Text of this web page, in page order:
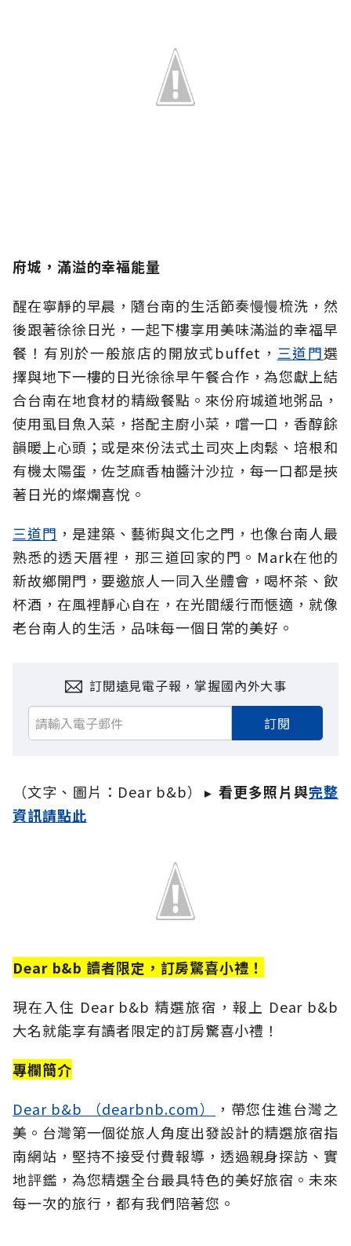
府城，滿溢的幸福能量
醒在寧靜的早晨，隨台南的生活節奏慢慢梳洗，然
後跟著徐徐日光，一起下樓享用美味滿溢的幸福早
餐！有別於一般旅店的開放式buffet， 三道門選
擇與地下一樓的日光徐徐早午餐合作，為您獻上結
合台南在地食材的精緻餐點。來份府城道地粥品，
使用虱目魚入菜，搭配主廚小菜，嚐一口，香醇餘
韻暖上心頭；或是來份法式土司夾上肉鬆、培根和
有機太陽蛋，佐芝麻香柚醬汁沙拉，每一口都是挾
著日光的燦爛喜悅。
三道門 ，是建築、藝術與文化之門，也像台南人最
熟悉的透天厝裡，那三道回家的門。Mark在他的
新故鄉開門，要邀旅人一同入坐體會，喝杯茶、飲
杯酒，在風裡靜心自在，在光間緩行而愜適，就像
老台南人的生活，品味每一個日常的美好。
訂閱遠見電子報，掌握國內外大事
訂閱
（文字、圖片：Dear b&b） ► 看更多照片與完整
資訊請點此
Dear b&b 讀者限定，訂房驚喜小禮！
現在入住 Dear b&b 精選旅宿，報上 Dear b&b
大名就能享有讀者限定的訂房驚喜小禮！
專欄簡介
Dear b&b （dearbnb.com）
，帶您住進台灣之
美。台灣第一個從旅人角度出發設計的精選旅宿指
南網站，堅持不接受付費報導，透過親身探訪、實
地評鑑，為您精選全台最具特色的美好旅宿。未來
每一次的旅行，都有我們陪著您。